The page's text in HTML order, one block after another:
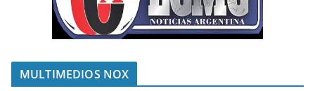
MULTIMEDIOS NOX